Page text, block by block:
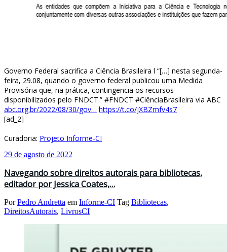
Governo Federal sacrifica a Ciência Brasileira l “[…] nesta segunda-
feira, 29.08, quando o governo federal publicou uma Medida
Provisória que, na prática, contingencia os recursos
disponibilizados pelo FNDCT.” #FNDCT #CiênciaBrasileira via ABC
abc.org.br/2022/08/30/gov… https://t.co/jXBZmfv4s7
[ad_2]
Curadoria: Projeto Informe-CI
29 de agosto de 2022
Navegando sobre direitos autorais para bibliotecas,
editador por Jessica Coates,…
PorPedro Andretta em Informe-CI Tag Bibliotecas,
DireitosAutorais, LivrosCI